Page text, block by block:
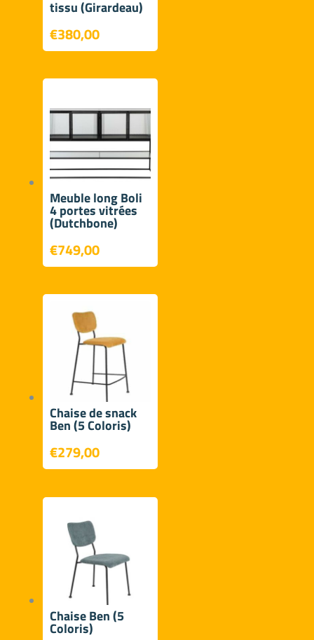
tissu (Girardeau)
€380,00
Meuble long Boli
4 portes vitrées
(Dutchbone)
€749,00
Chaise de snack
Ben (5 Coloris)
€279,00
Chaise Ben (5
Coloris)